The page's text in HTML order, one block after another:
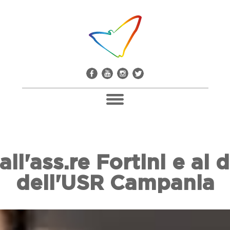
Pacco Alla Camorra
Don Giuseppe Diana
Il Comitato Don Peppe Diana
Casa Don Diana
Fortini e al
dell'USR Campania